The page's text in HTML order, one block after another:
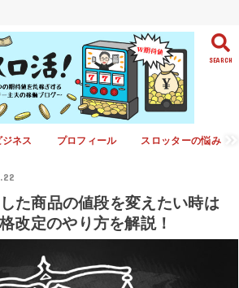
SEARCH
ネス プロフィール スロッターの悩み
た商品の値段を変えたい時は
改定のやり方を解説！